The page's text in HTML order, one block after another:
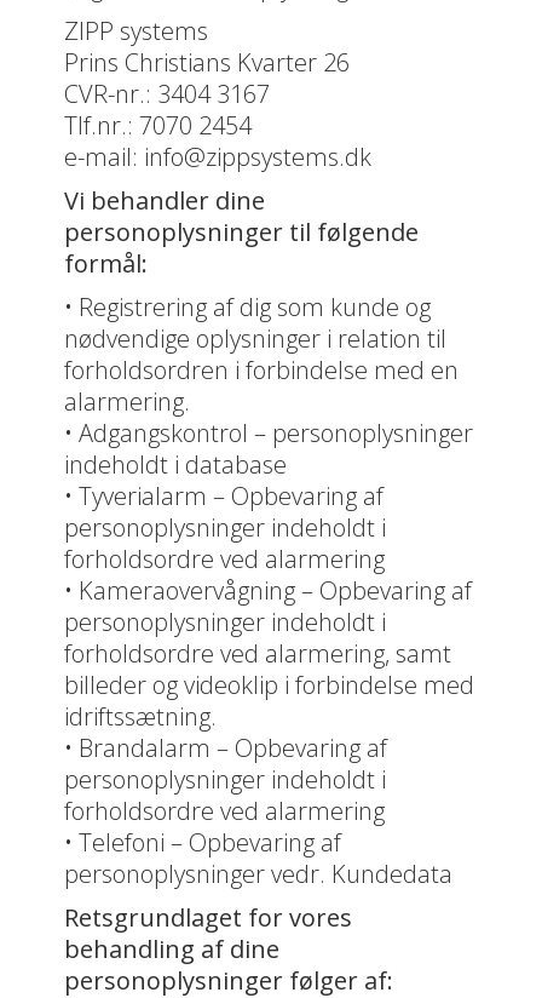
ZIPP systems
Prins Christians Kvarter 26
CVR-nr.: 3404 3167
Tlf.nr.: 7070 2454
e-mail: info@zippsystems.dk
Vi behandler dine
personoplysninger til følgende
formål:
• Registrering af dig som kunde og
nødvendige oplysninger i relation til
forholdsordren i forbindelse med en
alarmering.
• Adgangskontrol – personoplysninger
indeholdt i database
• Tyverialarm – Opbevaring af
personoplysninger indeholdt i
forholdsordre ved alarmering
• Kameraovervågning – Opbevaring af
personoplysninger indeholdt i
forholdsordre ved alarmering, samt
billeder og videoklip i forbindelse med
idriftssætning.
• Brandalarm – Opbevaring af
personoplysninger indeholdt i
forholdsordre ved alarmering
• Telefoni – Opbevaring af
personoplysninger vedr. Kundedata
Retsgrundlaget for vores
behandling af dine
personoplysninger følger af: